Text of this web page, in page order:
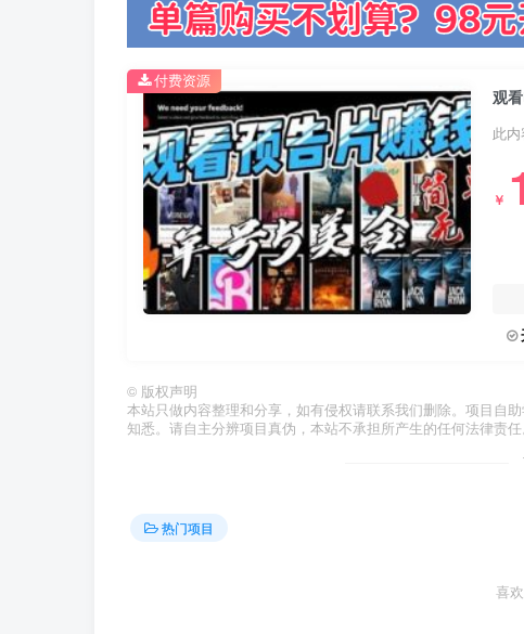
此
￥
付费资源
© 版权声明
本站只做内容整理和分享，如有侵权请联系我们删除。项目自
知悉。请自主分辨项目真伪，本站不承担所产生的任何法律责任
热门项目
喜